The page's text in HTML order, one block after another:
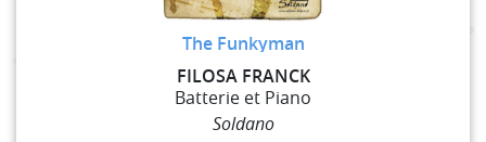
The Funkyman
FILOSA FRANCK
Batterie et Piano
Soldano